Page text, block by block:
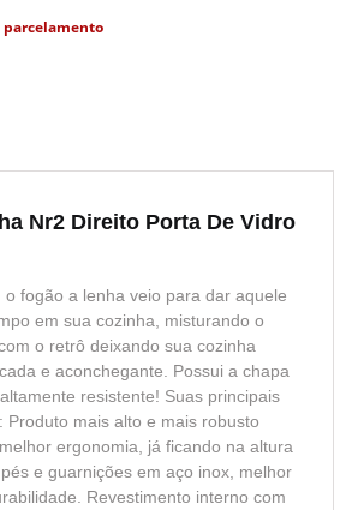
parcelamento
Nr2 Direito Porta De Vidro
o fogão a lenha veio para dar aquele
em sua cozinha, misturando o
o retrô deixando sua cozinha
e aconchegante. Possui a chapa
resistente! Suas principais
Produto mais alto e mais robusto
ergonomia, já ficando na altura
e guarnições em aço inox, melhor
Revestimento interno com